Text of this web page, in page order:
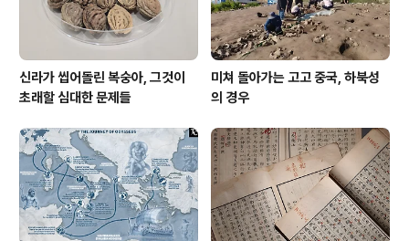
신라가 씹어돌린 복숭아, 그것이
초래할 심대한 문제들
미쳐 돌아가는 고고 중국, 하북성
의 경우